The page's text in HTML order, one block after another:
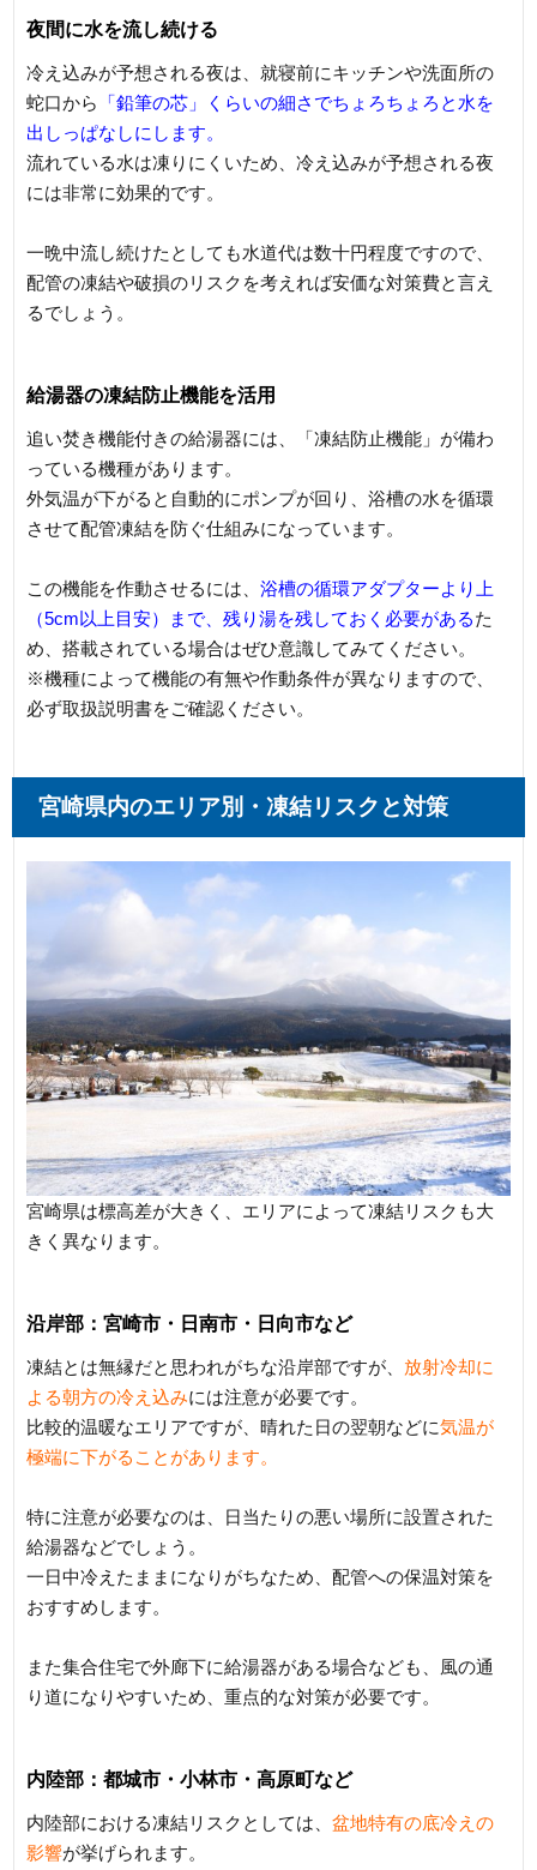
夜間に水を流し続ける
冷え込みが予想される夜は、就寝前にキッチンや洗面所の
蛇口から
「鉛筆の芯」くらいの細さでちょろちょろと水を
出しっぱなしにします。
流れている水は凍りにくいため、冷え込みが予想される夜
には非常に効果的です。
一晩中流し続けたとしても水道代は数十円程度ですので、
配管の凍結や破損のリスクを考えれば安価な対策費と言え
るでしょう。
給湯器の凍結防止機能を活用
追い焚き機能付きの給湯器には、「凍結防止機能」が備わ
っている機種があります。
外気温が下がると自動的にポンプが回り、浴槽の水を循環
させて配管凍結を防ぐ仕組みになっています。
この機能を作動させるには、浴槽の循環アダプターより上
（5cm以上目安）まで、残り湯を残しておく必要があるた
め、搭載されている場合はぜひ意識してみてください。
※機種によって機能の有無や作動条件が異なりますので、
必ず取扱説明書をご確認ください。
宮崎県内のエリア別・凍結リスクと対策
宮崎県は標高差が大きく、エリアによって凍結リスクも大
きく異なります。
沿岸部：宮崎市・日南市・日向市など
凍結とは無縁だと思われがちな沿岸部ですが、 放射冷却に
よる朝方の冷え込みには注意が必要です。
比較的温暖なエリアですが、晴れた日の翌朝などに気温が
極端に下がることがあります。
特に注意が必要なのは、日当たりの悪い場所に設置された
給湯器などでしょう。
一日中冷えたままになりがちなため、配管への保温対策を
おすすめします。
また集合住宅で外廊下に給湯器がある場合なども、風の通
り道になりやすいため、重点的な対策が必要です。
内陸部：都城市・小林市・高原町など
内陸部における凍結リスクとしては、盆地特有の底冷えの
影響が挙げられます。